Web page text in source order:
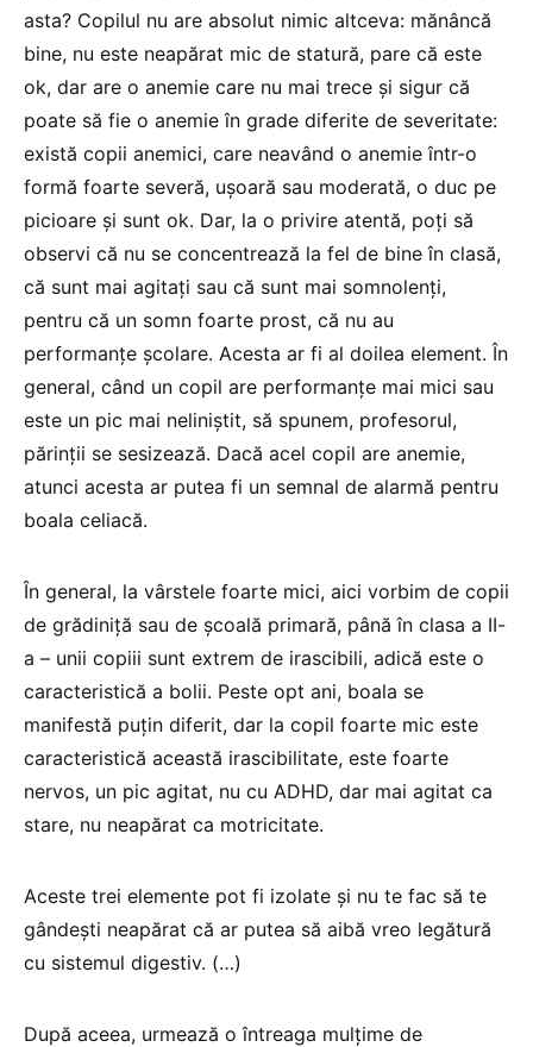
asta? Copilul nu are absolut nimic altceva: mănâncă
bine, nu este neapărat mic de statură, pare că este
ok, dar are o anemie care nu mai trece și sigur că
poate să fie o anemie în grade diferite de severitate:
există copii anemici, care neavând o anemie într-o
formă foarte severă, ușoară sau moderată, o duc pe
picioare și sunt ok. Dar, la o privire atentă, poți să
observi că nu se concentrează la fel de bine în clasă,
că sunt mai agitați sau că sunt mai somnolenți,
pentru că un somn foarte prost, că nu au
performanțe școlare. Acesta ar fi al doilea element. În
general, când un copil are performanțe mai mici sau
este un pic mai neliniștit, să spunem, profesorul,
părinții se sesizează. Dacă acel copil are anemie,
atunci acesta ar putea fi un semnal de alarmă pentru
boala celiacă.
În general, la vârstele foarte mici, aici vorbim de copii
de grădiniță sau de școală primară, până în clasa a II-
a – unii copiii sunt extrem de irascibili, adică este o
caracteristică a bolii. Peste opt ani, boala se
manifestă puțin diferit, dar la copil foarte mic este
caracteristică această irascibilitate, este foarte
nervos, un pic agitat, nu cu ADHD, dar mai agitat ca
stare, nu neapărat ca motricitate.
Aceste trei elemente pot fi izolate și nu te fac să te
gândești neapărat că ar putea să aibă vreo legătură
cu sistemul digestiv. (…)
După aceea, urmează o întreaga mulțime de